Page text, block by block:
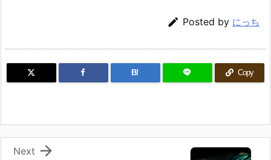
 Posted by にっち
B! Copy

Next